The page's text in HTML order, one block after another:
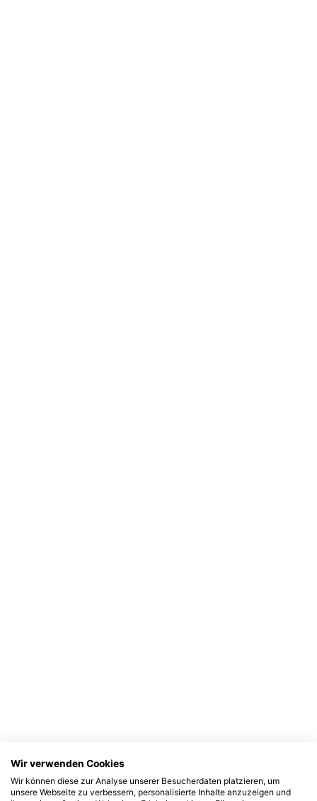
Wir verwenden Cookies
Wir können diese zur Analyse unserer Besucherdaten platzieren, um
unsere Webseite zu verbessern, personalisierte Inhalte anzuzeigen und